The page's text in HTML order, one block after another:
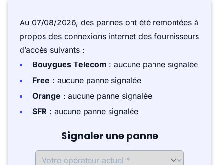
Au 07/08/2026, des pannes ont été remontées à
propos des connexions internet des fournisseurs
d’accès suivants :
Bouygues Telecom : aucune panne signalée
Free : aucune panne signalée
Orange : aucune panne signalée
SFR : aucune panne signalée
Signaler une panne